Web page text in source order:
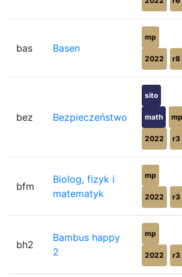
bas Basen
mp
2022 r8
bez Bezpieczeństwo
sito
math mp
2022 r3
bfm
Biolog, fizyk i
matematyk
mp
2022 r3
bh2
Bambus happy
2
mp
2022 r3